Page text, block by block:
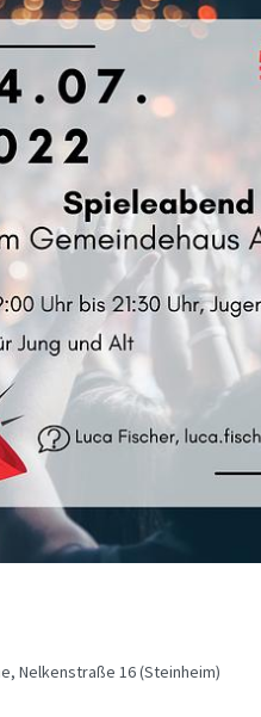
Nelkenstraße 16 (Steinheim)